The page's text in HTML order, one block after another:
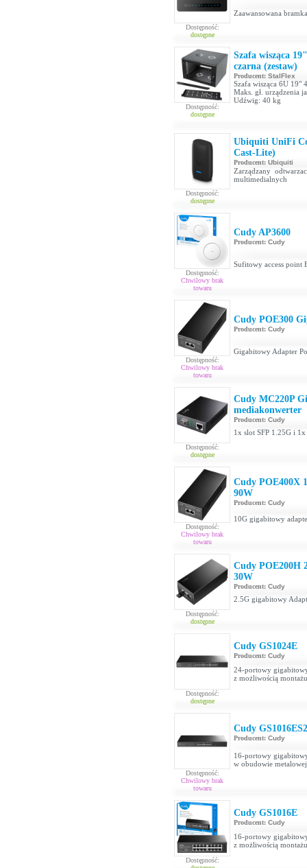
Dostępność:
dostępne
Zaawansowana
Dostępność:
dostępne
Szafa wisząca
czarna (zestaw)
Producent: StalFlex
Szafa wisząca 6U 19"
Maks. gł. urządzenia
Udźwig: 40 kg
Dostępność:
dostępne
Ubiquiti UniFi
Cast-Lite)
Producent: Ubiquiti
Zarządzany
multimedialnych
Dostępność:
Chwilowy brak
towaru
Cudy AP3600
Producent: Cudy
Sufitowy access point
Dostępność:
Chwilowy brak
towaru
Cudy POE300
Producent: Cudy
Gigabitowy Adapter
Dostępność:
dostępne
Cudy MC220P
mediakonwerter
Producent: Cudy
1x slot SFP 1.25G i
Dostępność:
Chwilowy brak
towaru
Cudy POE400X
90W
Producent: Cudy
10G gigabitowy
Dostępność:
dostępne
Cudy POE200H
30W
Producent: Cudy
2.5G gigabitowy
Dostępność:
dostępne
Cudy GS1024E
Producent: Cudy
24-portowy
z możliwością
Dostępność:
Chwilowy brak
towaru
Cudy GS1016ES2
Producent: Cudy
16-portowy
w obudowie
Dostępność:
Cudy GS1016E
Producent: Cudy
16-portowy
z możliwością